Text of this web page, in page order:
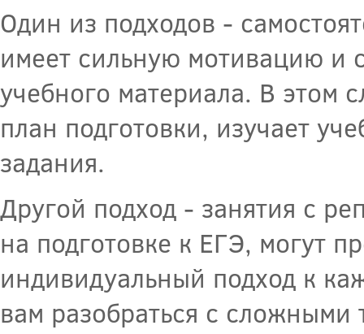
Один из подходов -
имеет сильную мотивацию и
учебного материала. В этом
план подготовки, изучает
задания.
Другой подход - занятия с
на подготовке к ЕГЭ, могут
индивидуальный подход к
вам разобраться с сложными